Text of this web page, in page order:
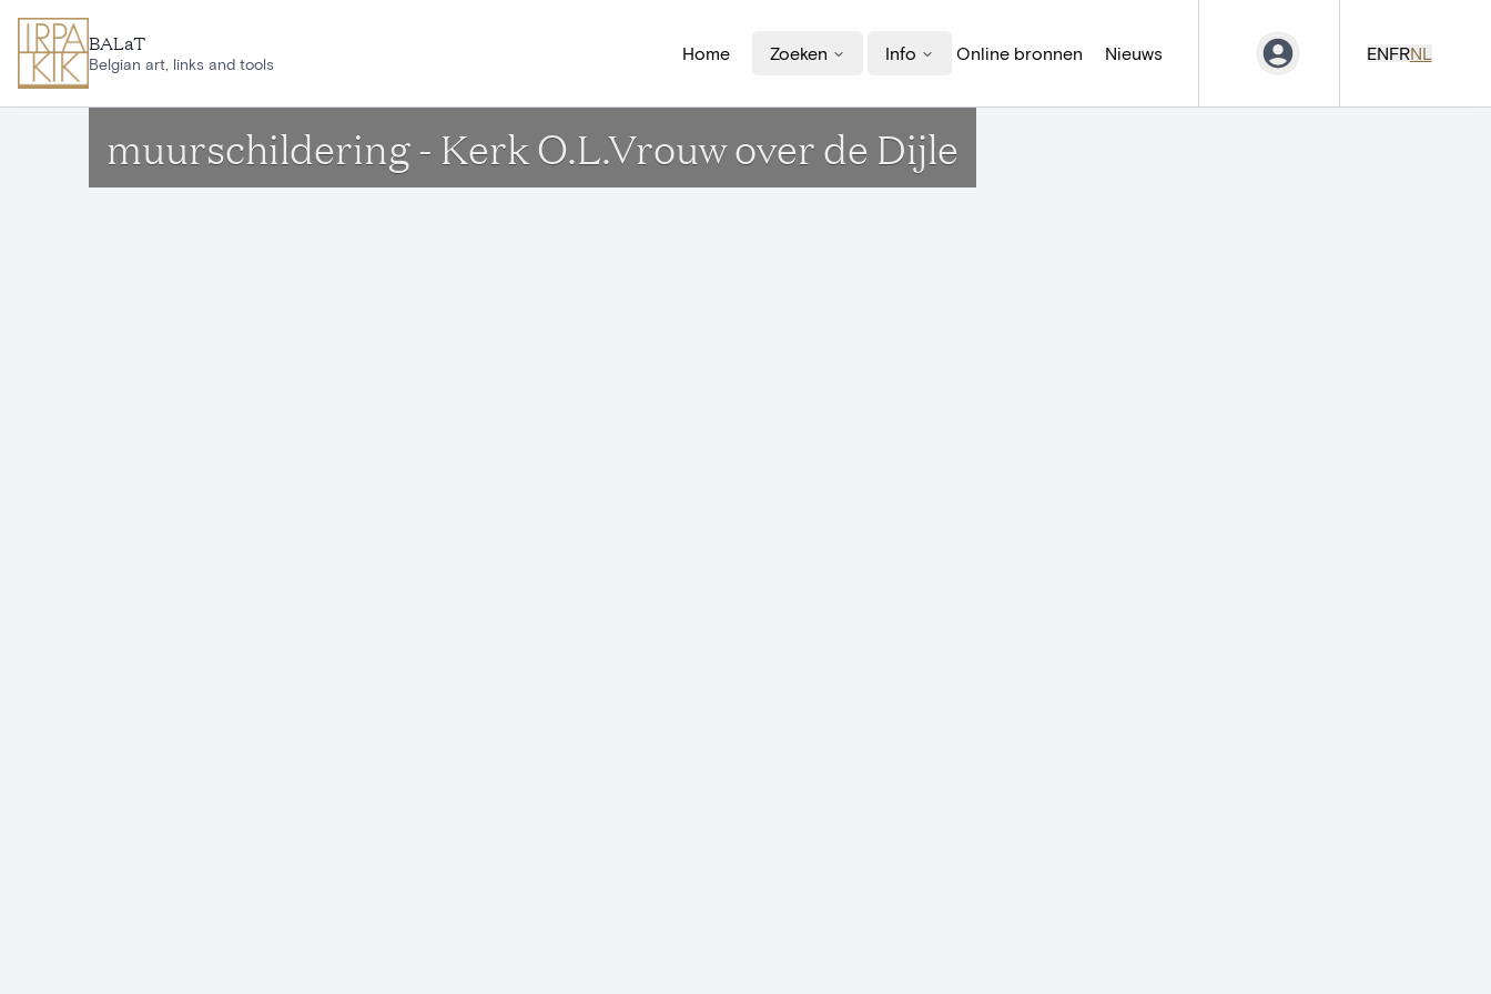
BALaT
Belgian art, links and tools
Home Zoeken Info Online bronnen Nieuws ENFRNL
muurschildering - Kerk O.L.Vrouw over de Dijle